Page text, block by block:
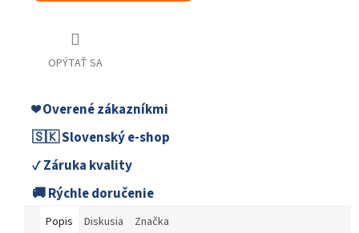
OPÝTAŤ SA
❤️ Overené zákazníkmi
🇸🇰 Slovenský e-shop
✓ Záruka kvality
🚚 Rýchle doručenie
Popis Diskusia Značka